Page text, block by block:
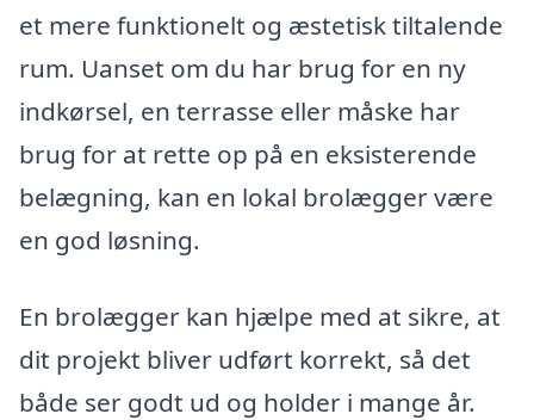
et mere funktionelt og æstetisk tiltalende
rum. Uanset om du har brug for en ny
indkørsel, en terrasse eller måske har
brug for at rette op på en eksisterende
belægning, kan en lokal brolægger være
en god løsning.
En brolægger kan hjælpe med at sikre, at
dit projekt bliver udført korrekt, så det
både ser godt ud og holder i mange år.